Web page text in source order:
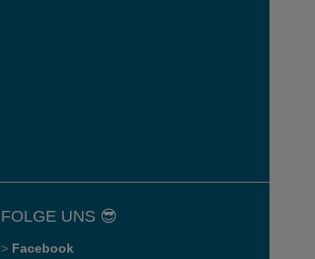
FOLGE UNS 😎
> Facebook